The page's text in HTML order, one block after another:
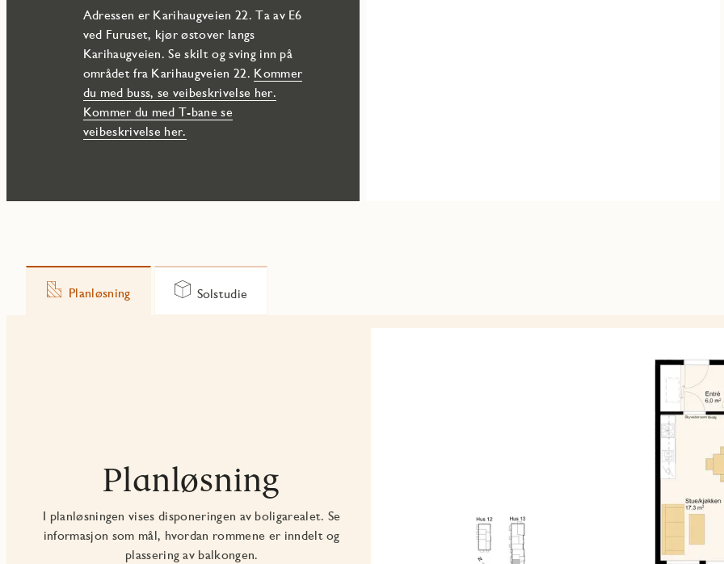
Adressen er Karihaugveien 22. Ta av E6
ved Furuset, kjør østover langs
Karihaugveien. Se skilt og sving inn på
området fra Karihaugveien 22. Kommer
du med buss, se veibeskrivelse her.
Kommer du med T-bane se
veibeskrivelse her.
Planløsning Solstudie
Planløsning
I planløsningen vises disponeringen av boligarealet. Se
informasjon som mål, hvordan rommene er inndelt og
plassering av balkongen.